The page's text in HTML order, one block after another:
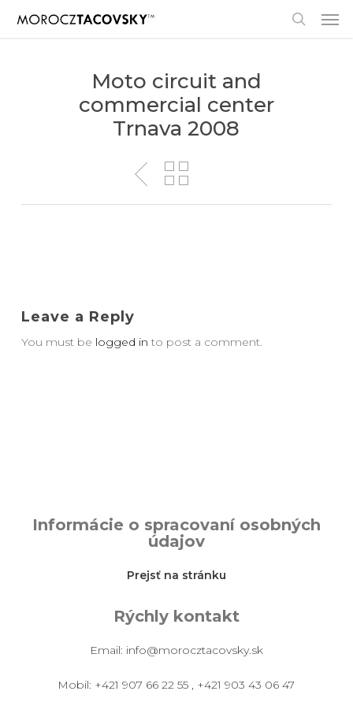
Moto circuit and
commercial center
Trnava 2008
Leave a Reply
You must be logged in to post a comment.
Informácie o spracovaní osobných
údajov
Prejsť na stránku
Rýchly kontakt
Email: info@morocztacovsky.sk
Mobil: +421 907 66 22 55 , +421 903 43 06 47